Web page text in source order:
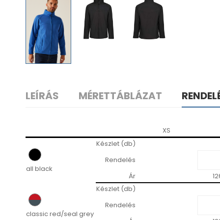
LEÍRÁS MÉRETTÁBLÁZAT
XS
all black
Készlet (db)
Rendelés
Ár
classic red/seal grey
Készlet (db)
Rendelés